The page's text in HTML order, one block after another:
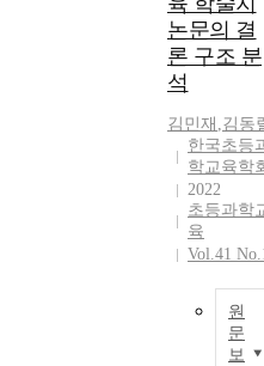
논문의 결
론 구조 분
석
김민재 ,김동
한국초등
학교육학
2022
초등과학
육
Vol.41
원
문
보